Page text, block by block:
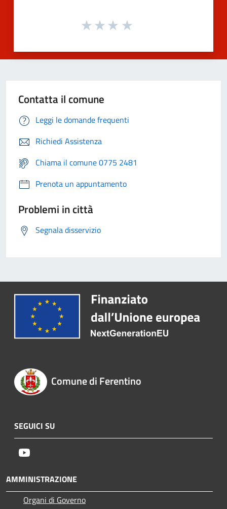
Contatta il comune
Leggi le domande frequenti
Richiedi Assistenza
Chiama il comune 0775 2481
Prenota un appuntamento
Problemi in città
Segnala disservizio
Comune di Ferentino
SEGUICI SU
AMMINISTRAZIONE
Organi di Governo